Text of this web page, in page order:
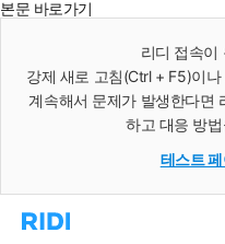
본문 바로가기
리디 접속이
강제 새로 고침(Ctrl + F5)이
계속해서 문제가 발생한다면
하고 대응 방
테스트
리